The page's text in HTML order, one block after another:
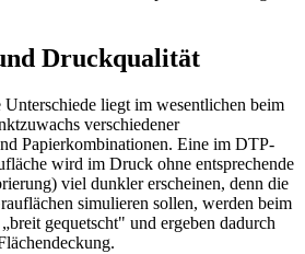
Druckqualität
liegt im wesentlichen beim
verschiedener
Papierkombinationen. Eine im DTP-
wird im Druck ohne entsprechende
viel dunkler erscheinen, denn die
simulieren sollen, werden beim
gequetscht" und ergeben dadurch